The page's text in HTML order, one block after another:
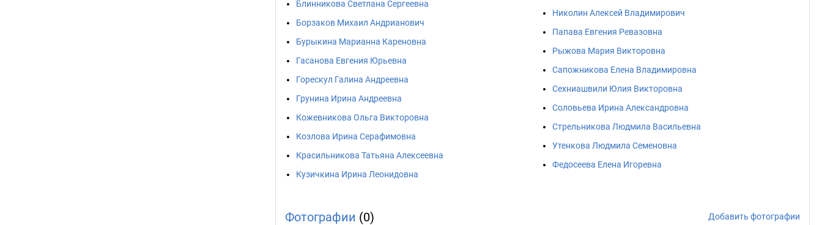
Блинникова Светлана Сергеевна
Борзаков Михаил Андрианович
Бурыкина Марианна Кареновна
Гасанова Евгения Юрьевна
Горескул Галина Андреевна
Грунина Ирина Андреевна
Кожевникова Ольга Викторовна
Козлова Ирина Серафимовна
Красильникова Татьяна Алексеевна
Кузичкина Ирина Леонидовна
Николин Алексей Владимирович
Папава Евгения Ревазовна
Рыжова Мария Викторовна
Сапожникова Елена Владимировна
Сехниашвили Юлия Викторовна
Соловьева Ирина Александровна
Стрельникова Людмила Васильевна
Утенкова Людмила Семеновна
Федосеева Елена Игоревна
Фотографии (0) Добавить фотографии